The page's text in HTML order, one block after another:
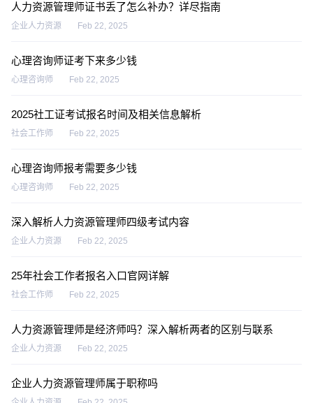
人力资源管理师证书丢了怎么补办？详尽指南
企业人力资源 Feb 22, 2025
心理咨询师证考下来多少钱
心理咨询师 Feb 22, 2025
2025社工证考试报名时间及相关信息解析
社会工作师 Feb 22, 2025
心理咨询师报考需要多少钱
心理咨询师 Feb 22, 2025
深入解析人力资源管理师四级考试内容
企业人力资源 Feb 22, 2025
25年社会工作者报名入口官网详解
社会工作师 Feb 22, 2025
人力资源管理师是经济师吗？深入解析两者的区别与联系
企业人力资源 Feb 22, 2025
企业人力资源管理师属于职称吗